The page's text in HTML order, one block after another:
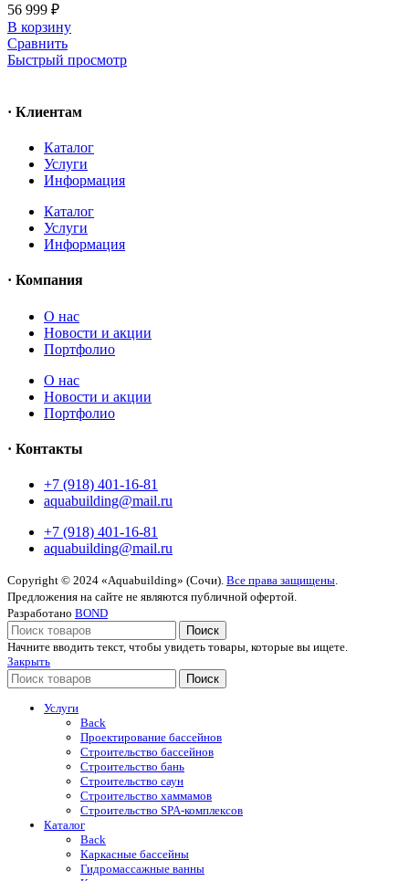
56 999 ₽
В корзину
Сравнить
Быстрый просмотр
· Клиентам
Каталог
Услуги
Информация
Каталог
Услуги
Информация
· Компания
O нас
Новости и акции
Портфолио
O нас
Новости и акции
Портфолио
· Контакты
+7 (918) 401-16-81
aquabuilding@mail.ru
+7 (918) 401-16-81
aquabuilding@mail.ru
Copyright © 2024 «Aquabuilding» (Сочи). Все права защищены.
Предложения на сайте не являются публичной офертой.
Разработано BOND
Поиск
Начните вводить текст, чтобы увидеть товары, которые вы ищете.
Закрыть
Поиск
Услуги
Back
Проектирование бассейнов
Строительство бассейнов
Строительство бань
Строительство саун
Строительство хаммамов
Строительство SPA-комплексов
Каталог
Back
Каркасные бассейны
Гидромассажные ванны